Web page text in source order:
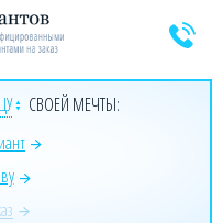
звонок эксперта
СВОЕЙ МЕЧТЫ: